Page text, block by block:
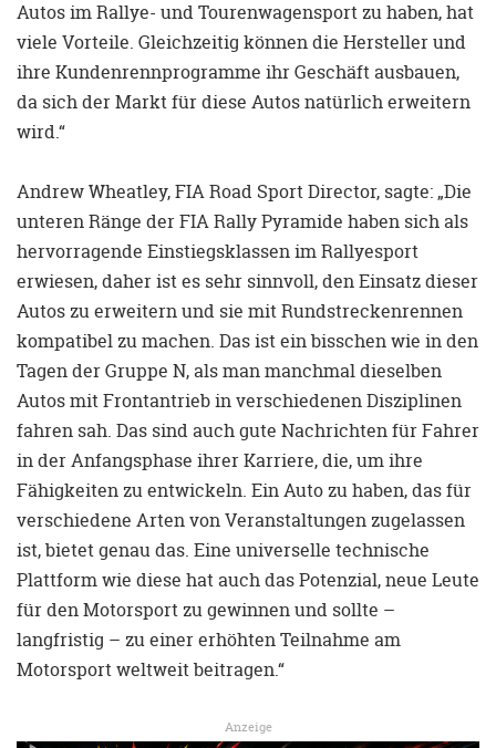
Autos im Rallye- und Tourenwagensport zu haben, hat
viele Vorteile. Gleichzeitig können die Hersteller und
ihre Kundenrennprogramme ihr Geschäft ausbauen,
da sich der Markt für diese Autos natürlich erweitern
wird.“
Andrew Wheatley, FIA Road Sport Director, sagte: „Die
unteren Ränge der FIA Rally Pyramide haben sich als
hervorragende Einstiegsklassen im Rallyesport
erwiesen, daher ist es sehr sinnvoll, den Einsatz dieser
Autos zu erweitern und sie mit Rundstreckenrennen
kompatibel zu machen. Das ist ein bisschen wie in den
Tagen der Gruppe N, als man manchmal dieselben
Autos mit Frontantrieb in verschiedenen Disziplinen
fahren sah. Das sind auch gute Nachrichten für Fahrer
in der Anfangsphase ihrer Karriere, die, um ihre
Fähigkeiten zu entwickeln. Ein Auto zu haben, das für
verschiedene Arten von Veranstaltungen zugelassen
ist, bietet genau das. Eine universelle technische
Plattform wie diese hat auch das Potenzial, neue Leute
für den Motorsport zu gewinnen und sollte –
langfristig – zu einer erhöhten Teilnahme am
Motorsport weltweit beitragen.“
Anzeige